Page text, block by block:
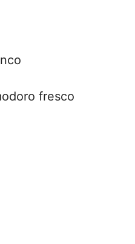
fresco